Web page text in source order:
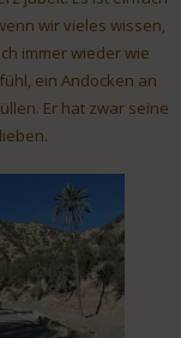
wir vieles wissen,
immer wieder wie
ein Andocken an
Er hat zwar seine